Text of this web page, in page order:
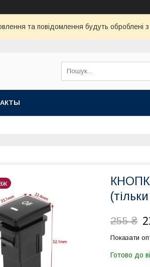
та повідомлення будуть оброблені
255 ₴
Показати
Готово до